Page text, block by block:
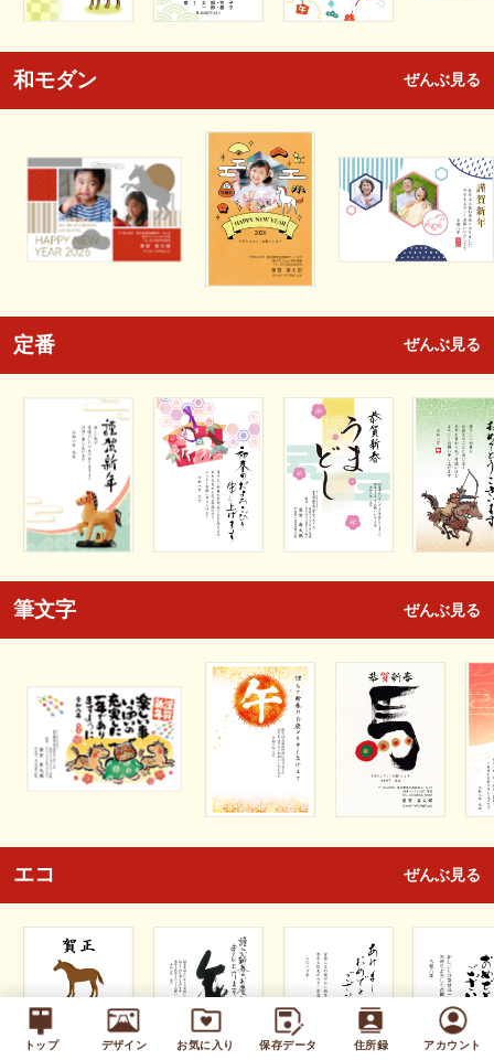
トップ デザイン お気に入り 保存データ 住所録 アカウント
和モダン ぜんぶ見る
定番 ぜんぶ見る
筆文字 ぜんぶ見る
エコ ぜんぶ見る